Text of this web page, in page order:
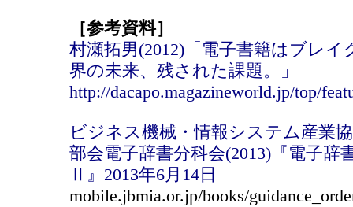
［参考資料］
村瀬拓男(2012)「電子書籍はブレ
界の未来、残された課題。」
http://dacapo.magazineworld.jp/top/
ビジネス機械・情報システム産業
部会電子辞書分科会(2013)『電子辞
Ⅱ』2013年6月14日
mobile.jbmia.or.jp/books/